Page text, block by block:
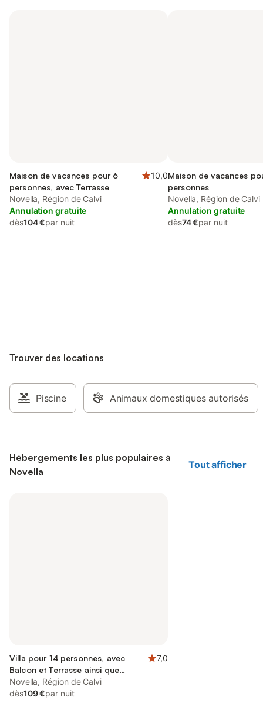
Maison de vacances pour 6
personnes, avec Terrasse
10,0
Novella, Région de Calvi
Annulation gratuite
dès104 €par nuit
Maison de vacances
personnes
Novella, Région de Calvi
Annulation gratuite
dès74 €par nuit
Trouver des locations
Piscine Animaux domestiques autorisés
Hébergements les plus populaires à
Novella
Tout afficher
Villa pour 14 personnes, avec
Balcon et Terrasse ainsi que
Piscine et Vue
7,0
Novella, Région de Calvi
dès109 €par nuit